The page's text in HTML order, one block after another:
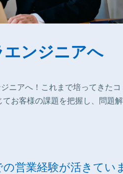
エンジニアへ
ニアへ！これまで培ってきたコ
お客様の課題を把握し、問題
営業経験が活きてい